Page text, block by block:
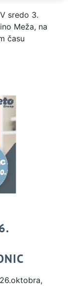
sredo 3.
Meža, na
času